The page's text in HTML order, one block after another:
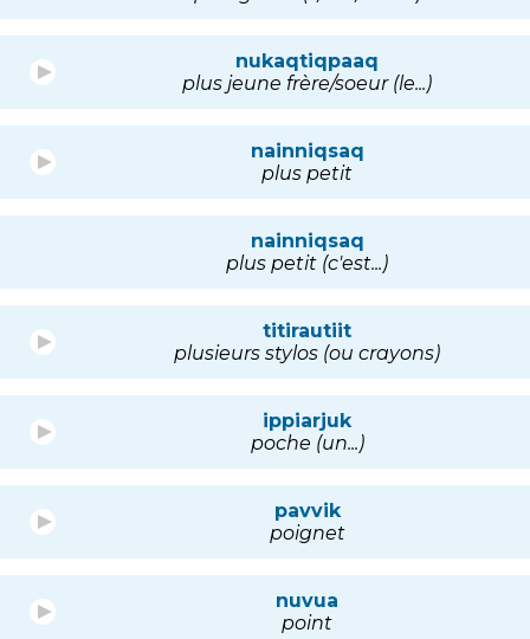
nukaqtiqpaaq
plus jeune frère/soeur (le...)
nainniqsaq
plus petit
nainniqsaq
plus petit (c'est...)
titirautiit
plusieurs stylos (ou crayons)
ippiarjuk
poche (un...)
pavvik
poignet
nuvua
point